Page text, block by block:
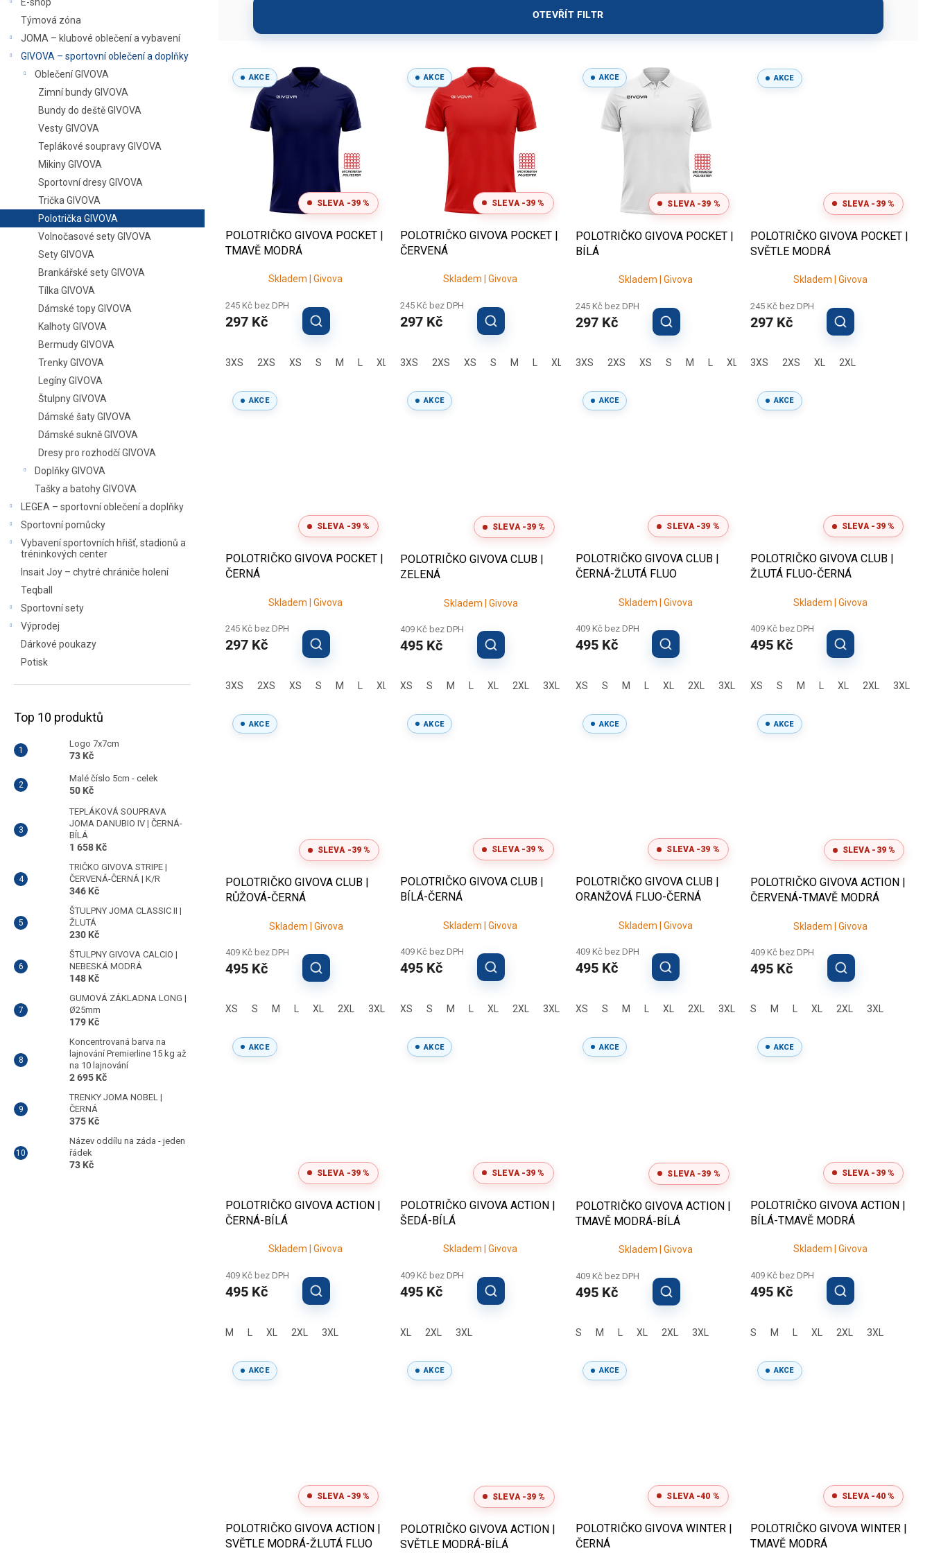
Týmová zóna
JOMA – klubové oblečení a vybavení
GIVOVA – sportovní oblečení a doplňky
Oblečení GIVOVA
Zimní bundy GIVOVA
Bundy do deště GIVOVA
Vesty GIVOVA
Teplákové soupravy GIVOVA
Mikiny GIVOVA
Sportovní dresy GIVOVA
Trička GIVOVA
Polotrička GIVOVA
Volnočasové sety GIVOVA
Sety GIVOVA
Brankářské sety GIVOVA
Tílka GIVOVA
Dámské topy GIVOVA
Kalhoty GIVOVA
Bermudy GIVOVA
Trenky GIVOVA
Legíny GIVOVA
Štulpny GIVOVA
Dámské šaty GIVOVA
Dámské sukně GIVOVA
Dresy pro rozhodčí GIVOVA
Doplňky GIVOVA
Tašky a batohy GIVOVA
LEGEA – sportovní oblečení a doplňky
Sportovní pomůcky
Vybavení sportovních hřišť, stadionů a
tréninkových center
Insait Joy – chytré chrániče holení
Teqball
Sportovní sety
Výprodej
Dárkové poukazy
Potisk
Top 10 produktů
Logo 7x7cm
73 Kč
Malé číslo 5cm - celek
50 Kč
TEPLÁKOVÁ SOUPRAVA
JOMA DANUBIO IV | ČERNÁ-
BÍLÁ
1 658 Kč
TRIČKO GIVOVA STRIPE |
ČERVENÁ-ČERNÁ | K/R
346 Kč
ŠTULPNY JOMA CLASSIC II |
ŽLUTÁ
230 Kč
ŠTULPNY GIVOVA CALCIO |
NEBESKÁ MODRÁ
148 Kč
GUMOVÁ ZÁKLADNA LONG |
Ø25mm
179 Kč
Koncentrovaná barva na
lajnování Premierline 15 kg až
na 10 lajnování
2 695 Kč
TRENKY JOMA NOBEL |
ČERNÁ
375 Kč
Název oddílu na záda - jeden
řádek
73 Kč
OTEVŘÍT FILTR
AKCE
SLEVA -39 %
POLOTRIČKO GIVOVA POCKET |
TMAVĚ MODRÁ
Skladem | Givova
245 Kč bez DPH
297 Kč
3XS 2XS XS S M XL 2XL 3XL
AKCE
SLEVA -39 %
POLOTRIČKO GIVOVA POCKET |
ČERVENÁ
Skladem | Givova
245 Kč bez DPH
297 Kč
3XS 2XS XS S M XL
AKCE
SLEVA -39 %
POLOTRIČKO GIVOVA POCKET |
BÍLÁ
Skladem | Givova
245 Kč bez DPH
297 Kč
3XS 2XS XS S M XL 2XL 3XL
AKCE
SLEVA -39 %
POLOTRIČKO GIVOVA POCKET |
SVĚTLE MODRÁ
Skladem | Givova
245 Kč bez DPH
297 Kč
3XS 2XS XL 2XL
AKCE
SLEVA -39 %
POLOTRIČKO GIVOVA POCKET |
ČERNÁ
Skladem | Givova
245 Kč bez DPH
297 Kč
3XS 2XS XS S M XL 2XL 3XL
AKCE
SLEVA -39 %
POLOTRIČKO GIVOVA CLUB |
ZELENÁ
Skladem | Givova
409 Kč bez DPH
495 Kč
XS S M XL 2XL 3XL
AKCE
SLEVA -39 %
POLOTRIČKO GIVOVA CLUB |
ČERNÁ-ŽLUTÁ FLUO
Skladem | Givova
409 Kč bez DPH
495 Kč
XS S M XL 2XL 3XL
AKCE
SLEVA -39 %
POLOTRIČKO GIVOVA CLUB |
ŽLUTÁ FLUO-ČERNÁ
Skladem | Givova
409 Kč bez DPH
495 Kč
XS S M XL 2XL 3XL
AKCE
SLEVA -39 %
POLOTRIČKO GIVOVA CLUB |
RŮŽOVÁ-ČERNÁ
Skladem | Givova
409 Kč bez DPH
495 Kč
XS S M L XL 2XL 3XL
AKCE
SLEVA -39 %
POLOTRIČKO GIVOVA CLUB |
BÍLÁ-ČERNÁ
Skladem | Givova
409 Kč bez DPH
495 Kč
XS S M L XL 2XL 3XL
AKCE
SLEVA -39 %
POLOTRIČKO GIVOVA CLUB |
ORANŽOVÁ FLUO-ČERNÁ
Skladem | Givova
409 Kč bez DPH
495 Kč
XS S M L XL 2XL 3XL
AKCE
SLEVA -39 %
POLOTRIČKO GIVOVA ACTION |
ČERVENÁ-TMAVĚ MODRÁ
Skladem | Givova
409 Kč bez DPH
495 Kč
S M L XL 2XL 3XL
AKCE
SLEVA -39 %
POLOTRIČKO GIVOVA ACTION |
ČERNÁ-BÍLÁ
Skladem | Givova
409 Kč bez DPH
495 Kč
M L XL 2XL 3XL
AKCE
SLEVA -39 %
POLOTRIČKO GIVOVA ACTION |
ŠEDÁ-BÍLÁ
Skladem | Givova
409 Kč bez DPH
495 Kč
XL 2XL 3XL
AKCE
SLEVA -39 %
POLOTRIČKO GIVOVA ACTION |
TMAVĚ MODRÁ-BÍLÁ
Skladem | Givova
409 Kč bez DPH
495 Kč
S M L XL 2XL 3XL
AKCE
SLEVA -39 %
POLOTRIČKO GIVOVA ACTION |
BÍLÁ-TMAVĚ MODRÁ
Skladem | Givova
409 Kč bez DPH
495 Kč
S M L XL 2XL 3XL
AKCE
SLEVA -39 %
POLOTRIČKO GIVOVA ACTION |
SVĚTLE MODRÁ-ŽLUTÁ FLUO
AKCE
SLEVA -39 %
POLOTRIČKO GIVOVA ACTION |
SVĚTLE MODRÁ-BÍLÁ
AKCE
SLEVA -40 %
POLOTRIČKO GIVOVA WINTER |
ČERNÁ
AKCE
SLEVA -40 %
POLOTRIČKO GIVOVA WINTER |
TMAVĚ MODRÁ